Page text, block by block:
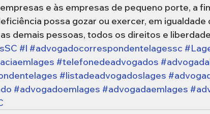
e às empresas de pequeno porte, a
possa gozar ou exercer, em igualdade
demais pessoas, todos os direitos e
#l #advogadocorrespondentelagessc
#telefonedeadvogados
#listadeadvogadoslages
#advogadoemlages #advogadaemlages